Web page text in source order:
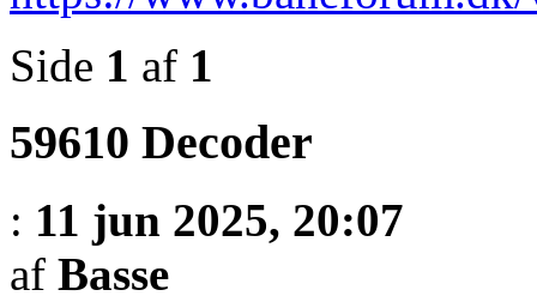
Side 1 af 1
59610 Decoder
: 11 jun 2025, 20:07
af Basse